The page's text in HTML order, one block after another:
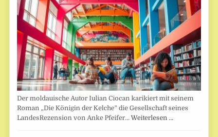
Der moldauische Autor Iulian Ciocan karikiert mit seinem
Roman „Die Königin der Kelche” die Gesellschaft seines
LandesRezension von Anke Pfeifer…Weiterlesen …